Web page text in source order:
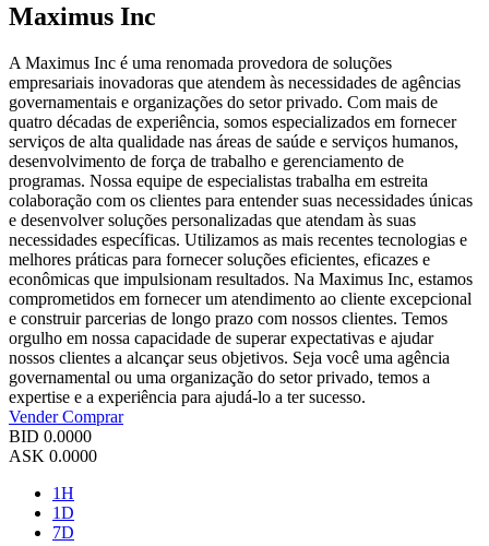
Maximus Inc
A Maximus Inc é uma renomada provedora de soluções
empresariais inovadoras que atendem às necessidades de agências
governamentais e organizações do setor privado. Com mais de
quatro décadas de experiência, somos especializados em fornecer
serviços de alta qualidade nas áreas de saúde e serviços humanos,
desenvolvimento de força de trabalho e gerenciamento de
programas. Nossa equipe de especialistas trabalha em estreita
colaboração com os clientes para entender suas necessidades únicas
e desenvolver soluções personalizadas que atendam às suas
necessidades específicas. Utilizamos as mais recentes tecnologias e
melhores práticas para fornecer soluções eficientes, eficazes e
econômicas que impulsionam resultados. Na Maximus Inc, estamos
comprometidos em fornecer um atendimento ao cliente excepcional
e construir parcerias de longo prazo com nossos clientes. Temos
orgulho em nossa capacidade de superar expectativas e ajudar
nossos clientes a alcançar seus objetivos. Seja você uma agência
governamental ou uma organização do setor privado, temos a
expertise e a experiência para ajudá-lo a ter sucesso.
VenderComprar
BID 0.0000
ASK 0.0000
1H
1D
7D